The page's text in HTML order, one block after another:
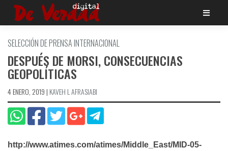
Saltar
SELECCIÓN DE PRENSA INTERNACIONAL
DESPUÉS DE MORSI, CONSECUENCIAS
GEOPOLÍ­TICAS
4 ENERO, 2019 | KAVEH L AFRASIABI
http://www.atimes.com/atimes/Middle_East/MID-05-